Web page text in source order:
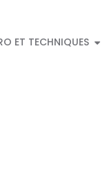
ET TECHNIQUES